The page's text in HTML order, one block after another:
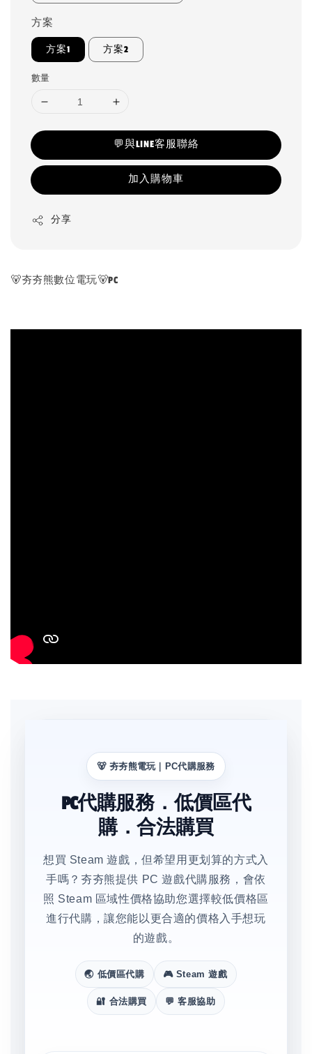
方案
方案1 方案2
數量
💬與LINE客服聯絡
加入購物車
分享
🐻夯夯熊數位電玩🐻PC
🐻 夯夯熊電玩｜PC代購服務
PC代購服務．低價區代
購．合法購買
想買 Steam 遊戲，但希望用更划算的方式入
手嗎？夯夯熊提供 PC 遊戲代購服務，會依
照 Steam 區域性價格協助您選擇較低價格區
進行代購，讓您能以更合適的價格入手想玩
的遊戲。
🌏 低價區代購 🎮 Steam 遊戲
🔐 合法購買 💬 客服協助